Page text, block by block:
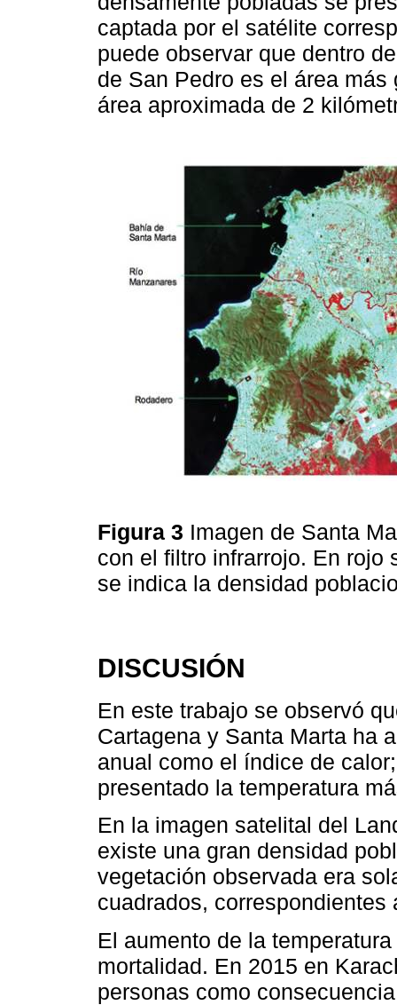
captada por el satélite
puede observar que dentro
de San Pedro es el área
área aproximada de 2
Figura 3 Imagen de Santa
con el filtro infrarrojo. En rojo
se indica la densidad
DISCUSIÓN
En este trabajo se observó
Cartagena y Santa Marta ha
anual como el índice de
presentado la temperatura
En la imagen satelital del
existe una gran densidad
vegetación observada era
cuadrados,
El aumento de la
mortalidad. En 2015 en
personas como